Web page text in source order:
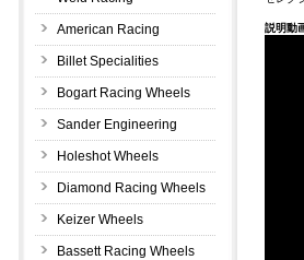
American Racing
Billet Specialities
Bogart Racing Wheels
Sander Engineering
Holeshot Wheels
Diamond Racing Wheels
Keizer Wheels
Bassett Racing Wheels
説明動